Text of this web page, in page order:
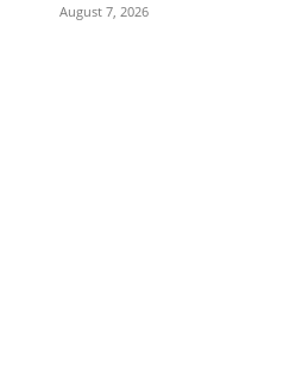
August 7, 2026